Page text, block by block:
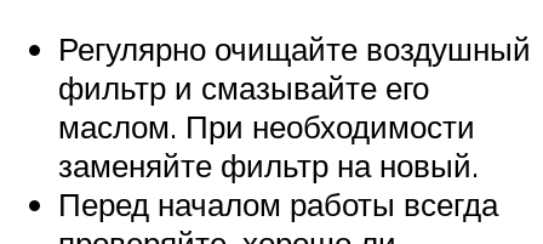
Регулярно очищайте воздушный
фильтр и смазывайте его
маслом. При необходимости
заменяйте фильтр на новый.
Перед началом работы всегда